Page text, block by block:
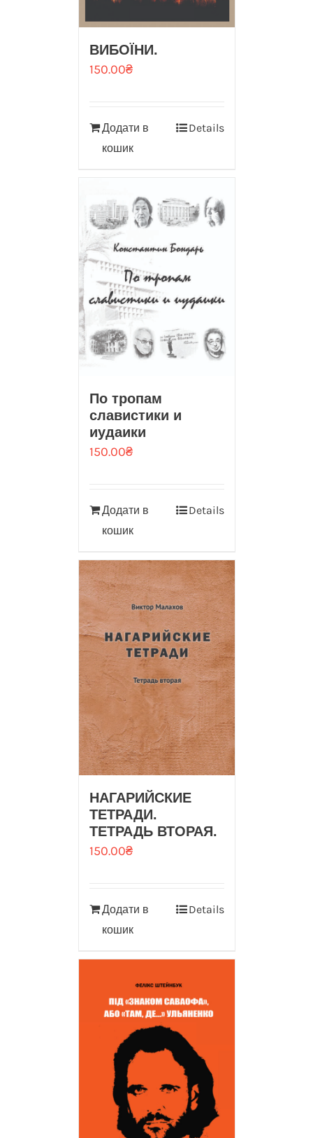
ВИБОЇНИ.
150.00₴
Додати в
кошик
Details
По тропам
славистики и
иудаики
150.00₴
Додати в
кошик
Details
НАГАРИЙСКИЕ
ТЕТРАДИ.
ТЕТРАДЬ ВТОРАЯ.
150.00₴
Додати в
кошик
Details